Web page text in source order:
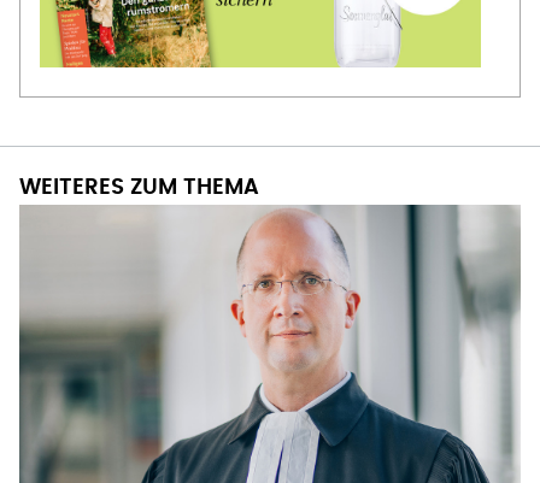
WEITERES ZUM THEMA